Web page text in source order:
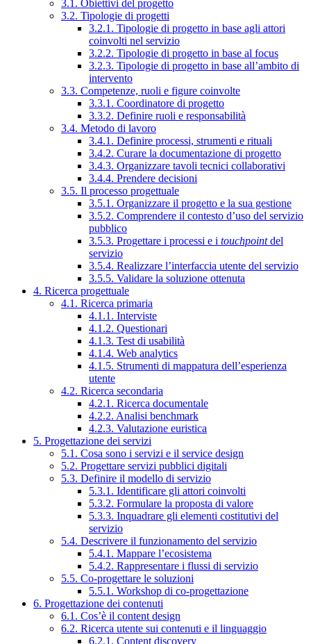
3.1. Obiettivi del progetto
3.2. Tipologie di progetti
3.2.1. Tipologie di progetto in base agli attori
coinvolti nel servizio
3.2.2. Tipologie di progetto in base al focus
3.2.3. Tipologie di progetto in base all’ambito di
intervento
3.3. Competenze, ruoli e figure coinvolte
3.3.1. Coordinatore di progetto
3.3.2. Definire ruoli e responsabilità
3.4. Metodo di lavoro
3.4.1. Definire processi, strumenti e rituali
3.4.2. Curare la documentazione di progetto
3.4.3. Organizzare tavoli tecnici collaborativi
3.4.4. Prendere decisioni
3.5. Il processo progettuale
3.5.1. Organizzare il progetto e la sua gestione
3.5.2. Comprendere il contesto d’uso del servizio
pubblico
3.5.3. Progettare i processi e i touchpointdel
servizio
3.5.4. Realizzare l’interfaccia utente del servizio
3.5.5. Validare la soluzione ottenuta
4. Ricerca progettuale
4.1. Ricerca primaria
4.1.1. Interviste
4.1.2. Questionari
4.1.3. Test di usabilità
4.1.4. Web analytics
4.1.5. Strumenti di mappatura dell’esperienza
utente
4.2. Ricerca secondaria
4.2.1. Ricerca documentale
4.2.2. Analisi benchmark
4.2.3. Valutazione euristica
5. Progettazione dei servizi
5.1. Cosa sono i servizi e il service design
5.2. Progettare servizi pubblici digitali
5.3. Definire il modello di servizio
5.3.1. Identificare gli attori coinvolti
5.3.2. Formulare la proposta di valore
5.3.3. Inquadrare gli elementi costitutivi del
servizio
5.4. Descrivere il funzionamento del servizio
5.4.1. Mappare l’ecosistema
5.4.2. Rappresentare i flussi di servizio
5.5. Co-progettare le soluzioni
5.5.1. Workshop di co-progettazione
6. Progettazione dei contenuti
6.1. Cos’è il content design
6.2. Ricerca utente sui contenuti e il linguaggio
6.2.1. Content discovery